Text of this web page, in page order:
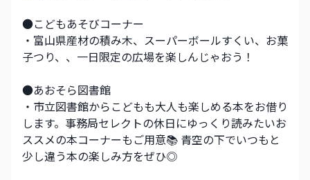
●こどもあそびコーナー
・富山県産材の積み木、スーパーボールすくい、お菓
子つり、、一日限定の広場を楽しんじゃおう！
●あおそら図書館
・市立図書館からこどもも大人も楽しめる本をお借り
します。事務局セレクトの休日にゆっくり読みたいお
ススメの本コーナーもご用意📚 青空の下でいつもと
少し違う本の楽しみ方をぜひ◎